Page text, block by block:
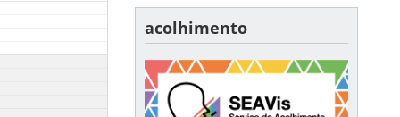
acolhimento